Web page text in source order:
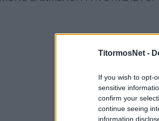
TitormosNet -
If you wish to opt-
sensitive
confirm your
continue seeing
information